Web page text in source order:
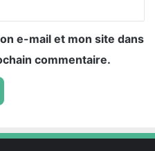
e-mail et mon site dans
commentaire.